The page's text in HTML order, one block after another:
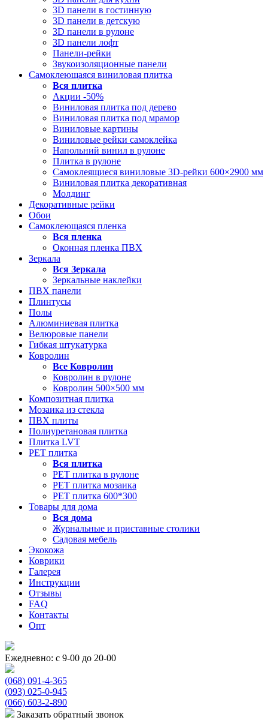
3D панели в гостинную
3D панели в детскую
3D панели в рулоне
3D панели лофт
Панели-рейки
Звукоизоляционные панели
Самоклеющаяся виниловая плитка
Вся плитка
Акции -50%
Виниловая плитка под дерево
Виниловая плитка под мрамор
Виниловые картины
Виниловые рейки самоклейка
Напольний винил в рулоне
Плитка в рулоне
Самоклеящиеся виниловые 3D‑рейки 600×2900 мм
Виниловая плитка декоративная
Молдинг
Декоративные рейки
Обои
Самоклеющаяся пленка
Вся пленка
Оконная пленка ПВХ
Зеркала
Вся Зеркала
Зеркальные наклейки
ПВХ панели
Плинтусы
Полы
Алюминиевая плитка
Велюровые панели
Гибкая штукатурка
Ковролин
Все Ковролин
Ковролин в рулоне
Ковролин 500×500 мм
Композитная плитка
Мозаика из стекла
ПВХ плиты
Полиуретановая плитка
Плитка LVT
РЕТ плитка
Вся плитка
РЕТ плитка в рулоне
РЕТ плитка мозаика
РЕТ плитка 600*300
Товары для дома
Вся дома
Журнальные и приставные столики
Садовая мебель
Экокожа
Коврики
Галерея
Инструкции
Отзывы
FAQ
Контакты
Опт
Ежедневно: с 9-00 до 20-00
(068) 091-4-365
(093) 025-0-945
(066) 603-2-890
Заказать обратный звонок